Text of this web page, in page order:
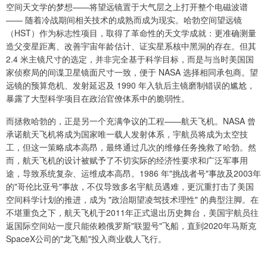
空间天文学的梦想——将望远镜置于大气层之上打开整个电磁波谱
—— 随着冷战期间相关技术的成熟而成为现实。哈勃空间望远镜
（HST）作为标志性项目，取得了革命性的天文学成就：更准确测量
造父变星距离、改善宇宙年龄估计、证实星系核中黑洞的存在。但其
2.4 米主镜尺寸的选定，并非完全基于科学目标，而是与当时美国国
家侦察局的间谍卫星镜面尺寸一致，便于 NASA 选择相同承包商。望
远镜的预算危机、发射延迟及 1990 年入轨后主镜磨制错误的尴尬，
暴露了大型科学项目在政治官僚体系中的脆弱性。
而拯救哈勃的，正是另一个充满争议的工程——航天飞机。NASA 曾
承诺航天飞机将成为国家唯一载人发射体系，宇航员将成为太空技
工，但这一策略成本高昂，最终通过几次的维修任务挽救了哈勃。然
而，航天飞机的设计被赋予了不切实际的经济性要求和广泛军事用
途，导致系统复杂、运维成本高昂。1986 年"挑战者号"事故及2003年
的"哥伦比亚号"事故，不仅导致多名宇航员遇难，更沉重打击了美国
空间科学计划的推进，成为 "政治期望凌驾技术理性" 的典型注脚。在
不堪重负之下，航天飞机于2011年正式退出历史舞台，美国宇航员往
返国际空间站一度只能依赖俄罗斯"联盟号"飞船，直到2020年马斯克
SpaceX公司的"龙飞船"投入商业载人飞行。